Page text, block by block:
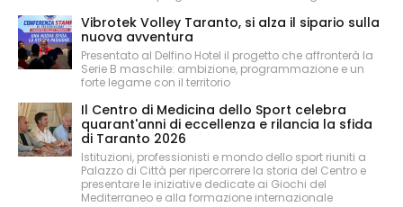
Vibrotek Volley Taranto, si alza il sipario sulla
nuova avventura
Presentato al Delfino Hotel il progetto che affronterà la
Serie B maschile: ambizione, programmazione e un
forte legame con il territorio
Il Centro di Medicina dello Sport celebra
quarant'anni di eccellenza e rilancia la sfida
di Taranto 2026
Istituzioni, professionisti e mondo dello sport riuniti a
Palazzo di Città per ripercorrere la storia del Centro e
presentare le iniziative dedicate ai Giochi del
Mediterraneo e alla formazione internazionale